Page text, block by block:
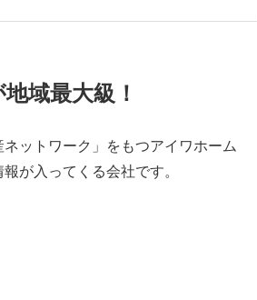
域最大級！
ットワーク」をもつアイワホーム
が入ってくる会社です。